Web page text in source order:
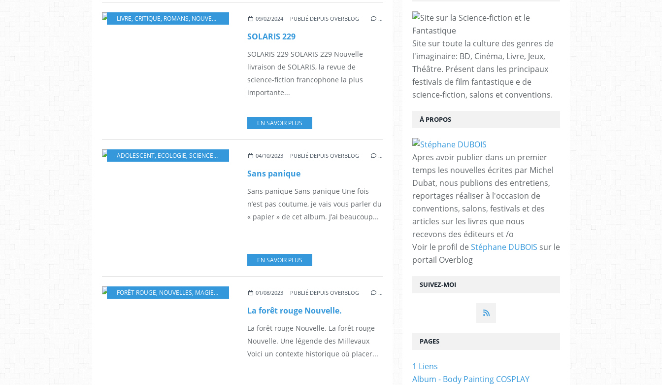
LIVRE, CRITIQUE, ROMANS, NOUVELLES SCIENCE-FICTION,ALIRE,CANADA,QUEBEC
09/02/2024 PUBLIÉ DEPUIS OVERBLOG …
SOLARIS 229
SOLARIS 229 SOLARIS 229 Nouvelle
livraison de SOLARIS, la revue de
science-fiction francophone la plus
importante...
EN SAVOIR PLUS
ADOLESCENT, ECOLOGIE, SCIENCE FICTION ROMANS GRAPHIQUE,ROMANS,LIVRE
04/10/2023 PUBLIÉ DEPUIS OVERBLOG …
Sans panique
Sans panique Sans panique Une fois
n’est pas coutume, je vais vous parler du
« papier » de cet album. J’ai beaucoup...
EN SAVOIR PLUS
FORÊT ROUGE, NOUVELLES, MAGIE,SORCIÈRE HORREUR,LIVRE,ROMANS,LITTÉRATURE MERVEILLEUX
01/08/2023 PUBLIÉ DEPUIS OVERBLOG …
La forêt rouge Nouvelle.
La forêt rouge Nouvelle. La forêt rouge
Nouvelle. Une légende des Millevaux
Voici un contexte historique où placer...
SUIVEZ-MOI
Site sur toute la culture des genres de
l'imaginaire: BD, Cinéma, Livre, Jeux,
Théâtre. Présent dans les principaux
festivals de film fantastique e de
science-fiction, salons et conventions.
À PROPOS
Apres avoir publier dans un premier
temps les nouvelles écrites par Michel
Dubat, nous publions des entretiens,
reportages réaliser à l'occasion de
conventions, salons, festivals et des
articles sur les livres que nous
recevons des éditeurs et /o
Voir le profil de Stéphane DUBOIS sur le
portail Overblog
PAGES
1 Liens
Album - Body Painting COSPLAY